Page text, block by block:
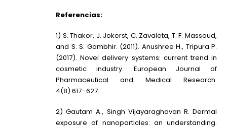
Referencias:
1) S. Thakor, J. Jokerst, C. Zavaleta, T. F. Massoud,
and S. S. Gambhir. (2011). Anushree H., Tripura P.
(2017). Novel delivery systems: current trend in
cosmetic industry. European Journal of
Pharmaceutical and Medical Research.
4(8):617–627.
2) Gautam A., Singh Vijayaraghavan R. Dermal
exposure of nanoparticles: an understanding.